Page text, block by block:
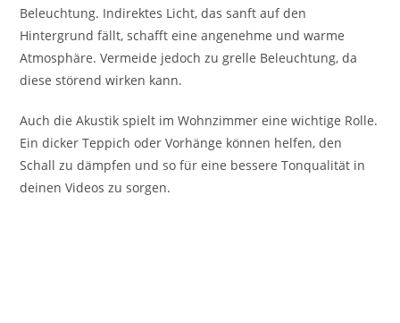
Beleuchtung. Indirektes Licht, das sanft auf den
Hintergrund fällt, schafft eine angenehme und warme
Atmosphäre. Vermeide jedoch zu grelle Beleuchtung, da
diese störend wirken kann.
Auch die Akustik spielt im Wohnzimmer eine wichtige Rolle.
Ein dicker Teppich oder Vorhänge können helfen, den
Schall zu dämpfen und so für eine bessere Tonqualität in
deinen Videos zu sorgen.